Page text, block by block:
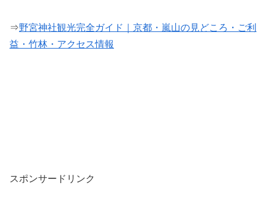
⇒野宮神社観光完全ガイド｜京都・嵐山の見どころ・ご利
益・竹林・アクセス情報
スポンサードリンク